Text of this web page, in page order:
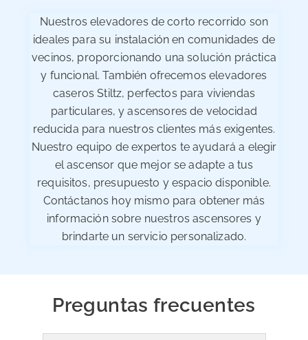
Nuestros elevadores de corto recorrido son
ideales para su instalación en comunidades de
vecinos, proporcionando una solución práctica
y funcional. También ofrecemos elevadores
caseros Stiltz, perfectos para viviendas
particulares, y ascensores de velocidad
reducida para nuestros clientes más exigentes.
Nuestro equipo de expertos te ayudará a elegir
el ascensor que mejor se adapte a tus
requisitos, presupuesto y espacio disponible.
Contáctanos hoy mismo para obtener más
información sobre nuestros ascensores y
brindarte un servicio personalizado.
Preguntas frecuentes